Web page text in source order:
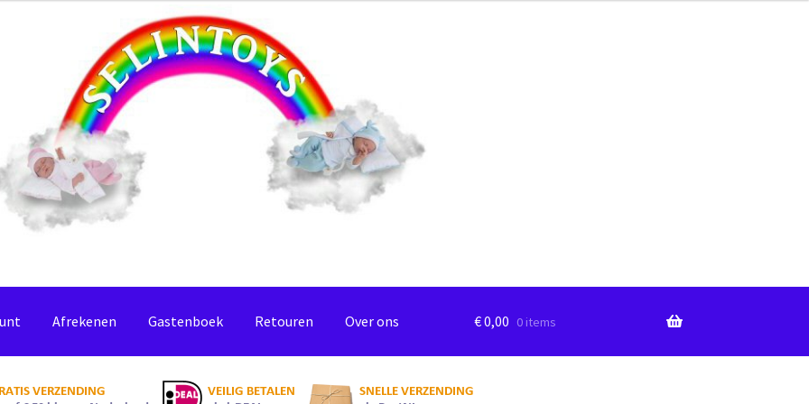
Afrekenen Gastenboek Retouren Over ons €0,00 0 items